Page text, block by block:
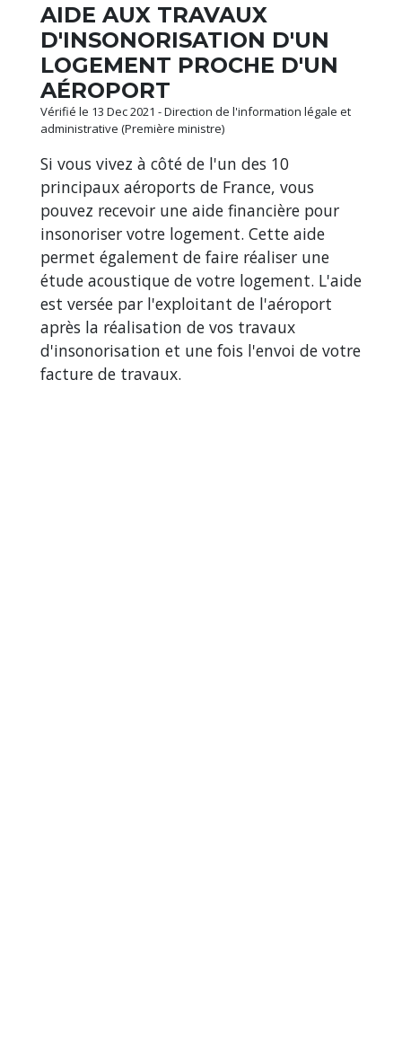
AIDE AUX TRAVAUX
D'INSONORISATION D'UN
LOGEMENT PROCHE D'UN
AÉROPORT
Vérifié le 13 Dec 2021 - Direction de l'information légale et
administrative (Première ministre)
Si vous vivez à côté de l'un des 10
principaux aéroports de France, vous
pouvez recevoir une aide financière pour
insonoriser votre logement. Cette aide
permet également de faire réaliser une
étude acoustique de votre logement. L'aide
est versée par l'exploitant de l'aéroport
après la réalisation de vos travaux
d'insonorisation et une fois l'envoi de votre
facture de travaux.